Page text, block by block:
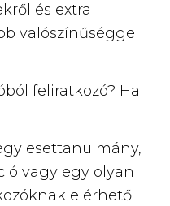
és extra
valószínűséggel
feliratkozó? Ha
esettanulmány,
vagy egy olyan
elérhető.